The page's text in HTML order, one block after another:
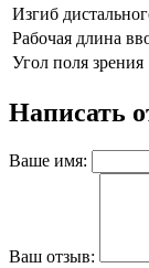
Изгиб
Рабочая длина
Угол поля зрения
Написать
Ваше имя:
Ваш отзыв: